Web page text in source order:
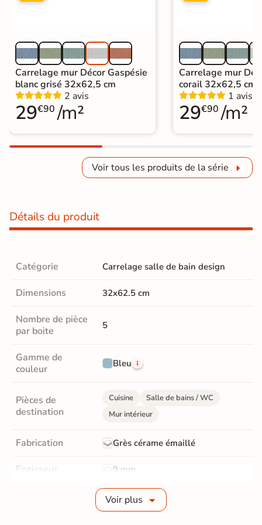
Carrelage mur Décor Gaspésie
blanc grisé 32x62,5 cm
2 avis
29€90 /m²
Carrelage mur
corail 32x62,5 cm
1 avis
29€90 /m²
Voir tous les produits de la série
Détails du produit
Catégorie Carrelage salle de bain design
Dimensions 32x62.5 cm
Nombre de pièce
par boite
5
Gamme de
couleur
Bleu
Pièces de
destination
Cuisine
Salle de bains / WC
Mur intérieur
Fabrication Grès cérame émaillé
Epaisseur 9 mm
Non-rectifié
Voir plus